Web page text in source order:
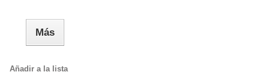
Más
Añadir a la lista